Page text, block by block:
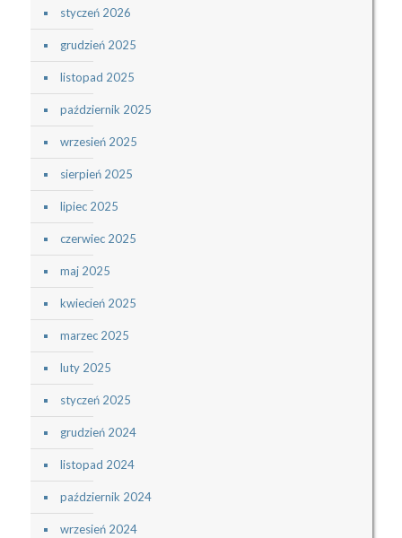
styczeń 2026
grudzień 2025
listopad 2025
październik 2025
wrzesień 2025
sierpień 2025
lipiec 2025
czerwiec 2025
maj 2025
kwiecień 2025
marzec 2025
luty 2025
styczeń 2025
grudzień 2024
listopad 2024
październik 2024
wrzesień 2024